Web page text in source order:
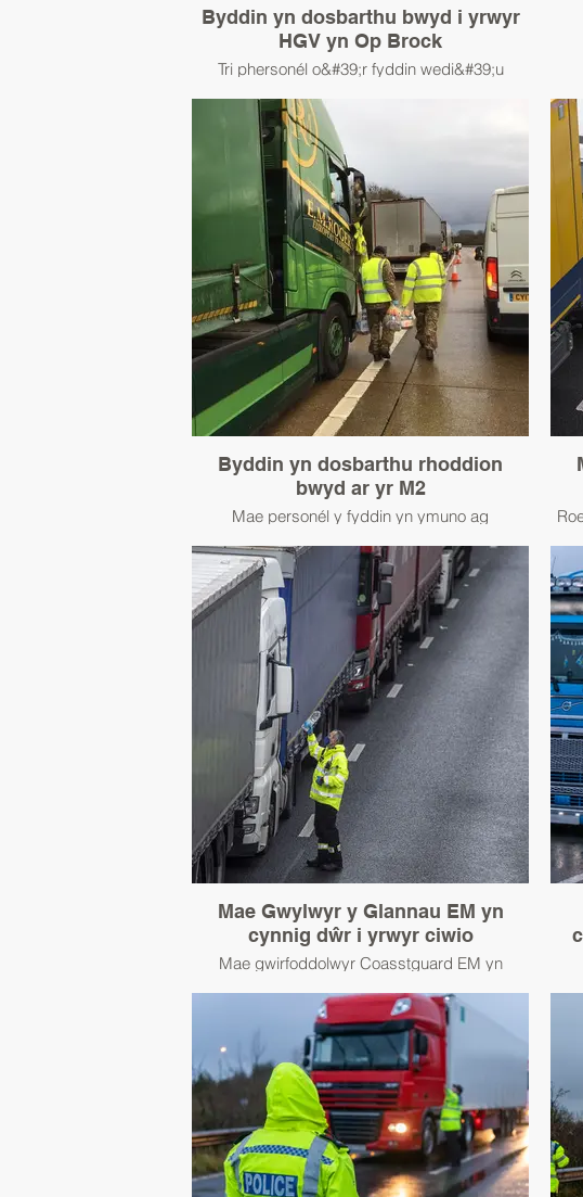
Byddin yn dosbarthu bwyd i yrwyr
HGV yn Op Brock
Tri phersonél o&#39;r fyddin wedi&#39;u
bagiau bwyd i yrrwr lori ar draffordd yr M20 yn
ystod aflonyddwch traws-Sianel Rhagfyr 2020.
a
Byddin yn dosbarthu rhoddion
bwyd ar yr M2
Mae personél y fyddin yn ymuno ag
lorïau sownd yn ystod yr aflonyddwch traffig
cyn y Nadolig.
Mae Gwylwyr y Glannau EM yn
cynnig dŵr i yrwyr ciwio
Mae gwirfoddolwyr Coasstguard EM yn
ystod aflonyddwch porthladd Rhagfyr 2020.